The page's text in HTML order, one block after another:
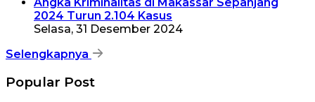
2024 Turun 2.104 Kasus
Selasa, 31 Desember 2024
Selengkapnya
Popular Post